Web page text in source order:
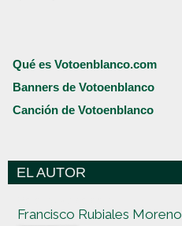
Qué es Votoenblanco.com
Banners de Votoenblanco
Canción de Votoenblanco
EL AUTOR
Francisco Rubiales Moreno